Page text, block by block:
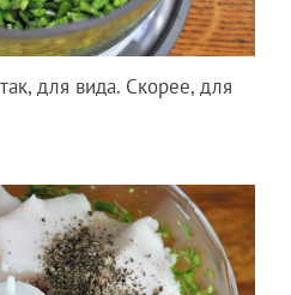
для вида. Скорее, для